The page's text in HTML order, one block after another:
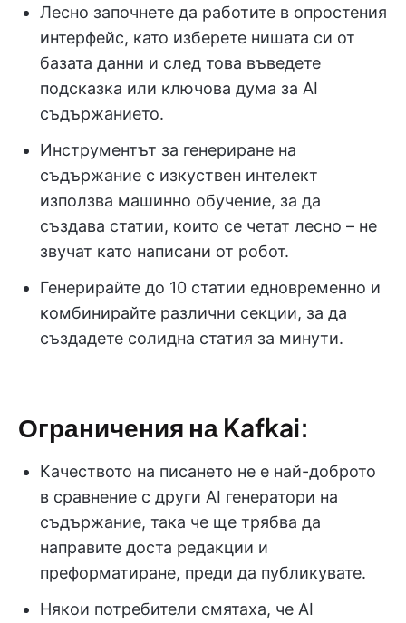
Лесно започнете да работите в опростения
интерфейс, като изберете нишата си от
базата данни и след това въведете
подсказка или ключова дума за AI
съдържанието.
Инструментът за генериране на
съдържание с изкуствен интелект
използва машинно обучение, за да
създава статии, които се четат лесно – не
звучат като написани от робот.
Генерирайте до 10 статии едновременно и
комбинирайте различни секции, за да
създадете солидна статия за минути.
Ограничения на Kafkai:
Качеството на писането не е най-доброто
в сравнение с други AI генератори на
съдържание, така че ще трябва да
направите доста редакции и
преформатиране, преди да публикувате.
Някои потребители смятаха, че AI